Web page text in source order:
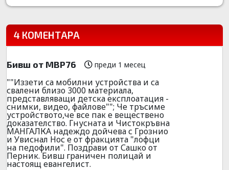
4 КОМЕНТАРА
Бивш от МВР76 преди 1 месец
""Иззети са мобилни устройства и са
свалени близо 3000 материала,
представляващи детска експлоатация -
снимки, видео, файлове""; Че тръсиме
устройството,че все пак е веществено
доказателство. Гнусната и Чистокръвна
МАНГАЛКА надеждо дойчева с Грознио
и Увиснал Нос е от фракцията "лофци
на педофили". Поздрави от Сашко от
Перник. Бивш граничен полицай и
настоящ евангелист.